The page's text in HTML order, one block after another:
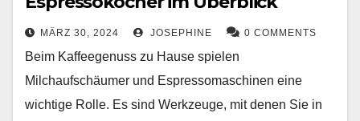
MÄRZ 30, 2024 JOSEPHINE 0 COMMENTS
Beim Kaffeegenuss zu Hause spielen
Milchaufschäumer und Espressomaschinen eine
wichtige Rolle. Es sind Werkzeuge, mit denen Sie in